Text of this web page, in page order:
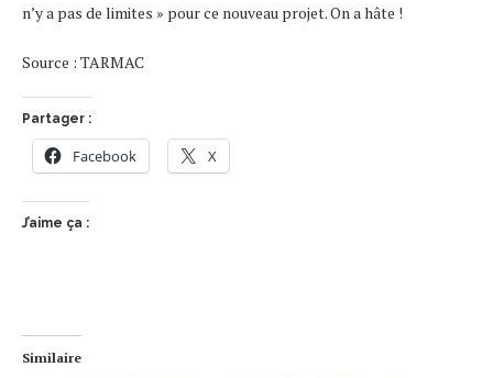
n’y a pas de limites » pour ce nouveau projet. On a hâte !
Source : TARMAC
Partager :
Facebook X
J’aime ça :
Similaire